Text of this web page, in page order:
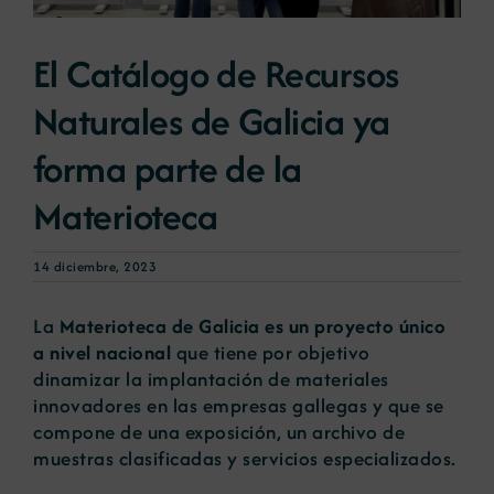
Noticias
Portal de empleo
Contacto
El Catálogo de Recursos
Naturales de Galicia ya
forma parte de la
Materioteca
14 diciembre, 2023
La Materioteca de Galicia es un proyecto único
a nivel nacional que tiene por objetivo
dinamizar la implantación de materiales
innovadores en las empresas gallegas y que se
compone de una exposición, un archivo de
muestras clasificadas y servicios especializados.